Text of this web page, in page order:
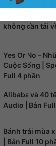
không cần tải
Yes Or No –
Cuộc Sống |
Full 4 phần
Alibaba và 40
Audio | Bản
Bánh trái mùa
| Bản Full 10